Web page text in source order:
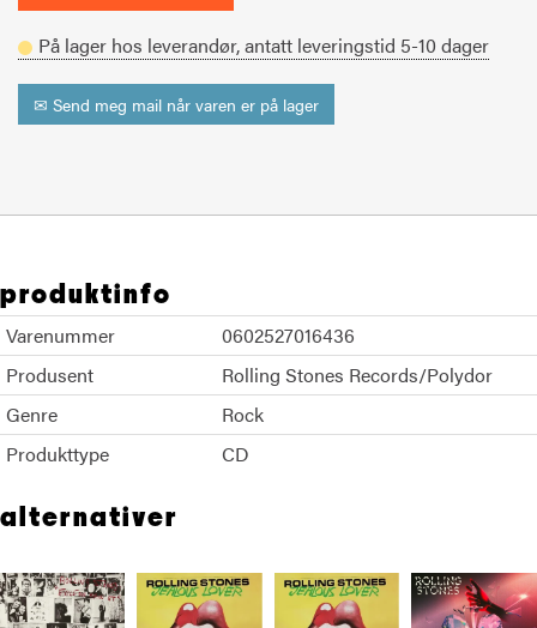
På lager hos leverandør,antatt leveringstid 5-10 dager
✉ Send meg mail når varen er på lager
produktinfo
Varenummer
0602527016436
Produsent
Rolling Stones Records/Polydor
Genre
Rock
Produkttype
CD
alternativer